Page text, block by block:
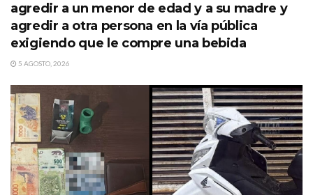
agredir a un menor de edad y a su madre y
agredir a otra persona en la vía pública
exigiendo que le compre una bebida
5 AGOSTO, 2026